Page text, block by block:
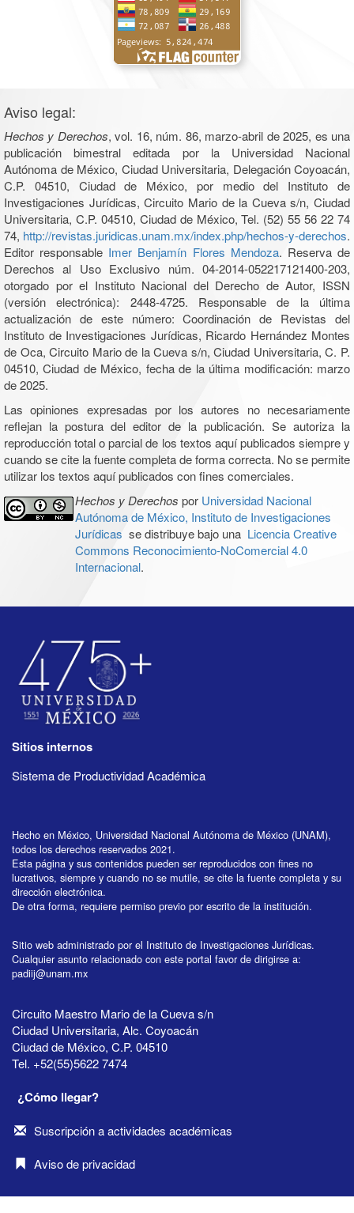
Aviso legal:
Hechos y Derechos, vol. 16, núm. 86, marzo-abril de 2025, es una
publicación bimestral editada por la Universidad Nacional
Autónoma de México, Ciudad Universitaria, Delegación Coyoacán,
C.P. 04510, Ciudad de México, por medio del Instituto de
Investigaciones Jurídicas, Circuito Mario de la Cueva s/n, Ciudad
Universitaria, C.P. 04510, Ciudad de México, Tel. (52) 55 56 22 74
74, http://revistas.juridicas.unam.mx/index.php/hechos-y-derechos.
Editor responsable Imer Benjamín Flores Mendoza. Reserva de
Derechos al Uso Exclusivo núm. 04-2014-052217121400-203,
otorgado por el Instituto Nacional del Derecho de Autor, ISSN
(versión electrónica): 2448-4725. Responsable de la última
actualización de este número: Coordinación de Revistas del
Instituto de Investigaciones Jurídicas, Ricardo Hernández Montes
de Oca, Circuito Mario de la Cueva s/n, Ciudad Universitaria, C. P.
04510, Ciudad de México, fecha de la última modificación: marzo
de 2025.
Las opiniones expresadas por los autores no necesariamente
reflejan la postura del editor de la publicación. Se autoriza la
reproducción total o parcial de los textos aquí publicados siempre y
cuando se cite la fuente completa de forma correcta. No se permite
utilizar los textos aquí publicados con fines comerciales.
Hechos y Derechos por Universidad Nacional
Autónoma de México, Instituto de Investigaciones
Jurídicas se distribuye bajo una Licencia Creative
Commons Reconocimiento-NoComercial 4.0
Internacional.
Sitios internos
Sistema de Productividad Académica
Hecho en México, Universidad Nacional Autónoma de México (UNAM),
todos los derechos reservados 2021.
Esta página y sus contenidos pueden ser reproducidos con fines no
lucrativos, siempre y cuando no se mutile, se cite la fuente completa y su
dirección electrónica.
De otra forma, requiere permiso previo por escrito de la institución.
Sitio web administrado por el Instituto de Investigaciones Jurídicas.
Cualquier asunto relacionado con este portal favor de dirigirse a:
padiij@unam.mx
Circuito Maestro Mario de la Cueva s/n
Ciudad Universitaria, Alc. Coyoacán
Ciudad de México, C.P. 04510
Tel. +52(55)5622 7474
¿Cómo llegar?
Suscripción a actividades académicas
Aviso de privacidad